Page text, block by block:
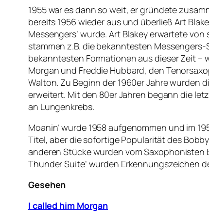
1955 war es dann so weit, er gründete
bereits 1956 wieder aus und überließ Art
Messengers‘ wurde. Art Blakey erwartete
stammen z.B. die bekanntesten
bekanntesten Formationen aus dieser Zeit –
Morgan und Freddie Hubbard, den
Walton. Zu Beginn der 1960er Jahre wurden
erweitert. Mit den 80er Jahren begann die
an Lungenkrebs.
Moanin’ wurde 1958 aufgenommen und im
Titel, aber die sofortige Popularität des
anderen Stücke wurden vom Saxophonisten
Thunder Suite‘ wurden Erkennungszeichen
Gesehen
I called him Morgan